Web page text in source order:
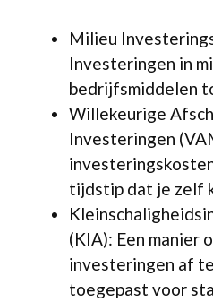
Milieu
Investeringen in
bedrijfsmiddelen
Willekeurige
Investeringen
tijdstip dat je zelf
(KIA): Een manier
investeringen af
toegepast voor